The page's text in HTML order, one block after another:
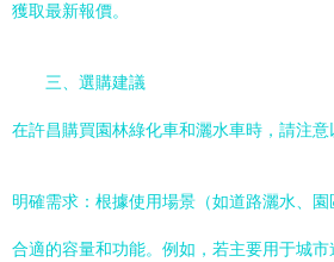
獲取最新報價。
三、選購建議
在許昌購買園林綠化車和灑水車時，請注意
明確需求：根據使用場景（如道路灑水、
合適的容量和功能。例如，若主要用于城